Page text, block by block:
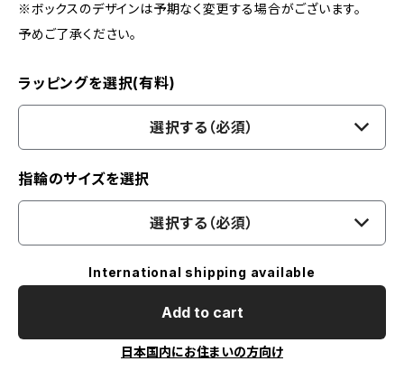
※ボックスのデザインは予期なく変更する場合がございます。
予めご了承ください。
ラッピングを選択(有料)
選択する（必須）
指輪のサイズを選択
選択する（必須）
International shipping available
Add to cart
日本国内にお住まいの方向け